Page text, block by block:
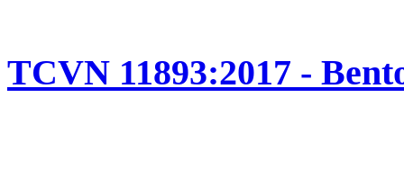
TCVN 11893:2017 -